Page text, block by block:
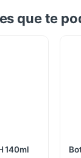
que te
140ml